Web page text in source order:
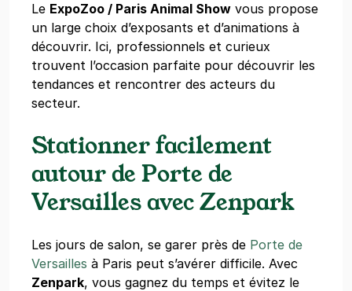
Le ExpoZoo / Paris Animal Show vous propose
un large choix d’exposants et d’animations à
découvrir. Ici, professionnels et curieux
trouvent l’occasion parfaite pour découvrir les
tendances et rencontrer des acteurs du
secteur.
Stationner facilement
autour de Porte de
Versailles avec Zenpark
Les jours de salon, se garer près de Porte de
Versailles à Paris peut s’avérer difficile. Avec
Zenpark, vous gagnez du temps et évitez le